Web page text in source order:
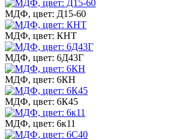
МДФ, цвет: Д15-60
МДФ, цвет: КНТ
МДФ, цвет: 6Д43Г
МДФ, цвет: 6КН
МДФ, цвет: 6К45
МДФ, цвет: 6к11